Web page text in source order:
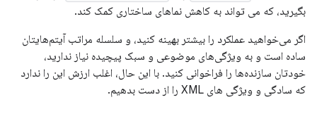
بگیرید، که می تواند به کاهش نماهای ساختاری کمک کند.
اگر می‌خواهید عملکرد را بیشتر بهینه کنید، و سلسله مراتب آیتم‌هایتان
ساده است و به ویژگی‌های موضوعی و سبک پیچیده نیاز ندارید،
خودتان سازنده‌ها را فراخوانی کنید. با این حال، اغلب ارزش این را ندارد
که سادگی و ویژگی های XML را از دست بدهیم.